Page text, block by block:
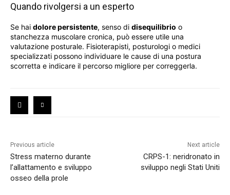
Quando rivolgersi a un esperto
Se hai dolore persistente, senso di disequilibrio o
stanchezza muscolare cronica, può essere utile una
valutazione posturale. Fisioterapisti, posturologi o medici
specializzati possono individuare le cause di una postura
scorretta e indicare il percorso migliore per correggerla.
Previous article
Stress materno durante
l’allattamento e sviluppo
osseo della prole
Next article
CRPS-1: neridronato in
sviluppo negli Stati Uniti